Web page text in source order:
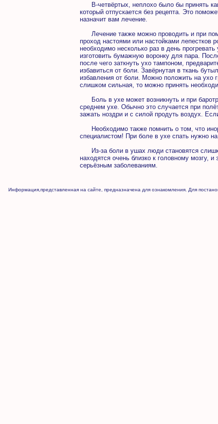
В-четвёртых, неплохо было бы принять
который отпускается без рецепта. Это
назначит вам лечение.
Лечение также можно проводить и при
проход настоями или настойками лепестков
необходимо несколько раз в день
изготовить бумажную воронку для пара.
после чего заткнуть ухо тампоном,
избавиться от боли. Завёрнутая в ткань
избавления от боли. Можно положить на ухо
слишком сильная, то можно принять
Боль в ухе может возникнуть и при
среднем ухе. Обычно это случается при
зажать ноздри и с силой продуть воздух.
Необходимо также помнить о том, что
специалистом! При боле в ухе спать нужно
Из-за боли в ушах люди становятся
находятся очень близко к головному мозгу,
серьёзным заболеваниям.
Информация,представленная на сайте, предназначена для ознакомления. Для